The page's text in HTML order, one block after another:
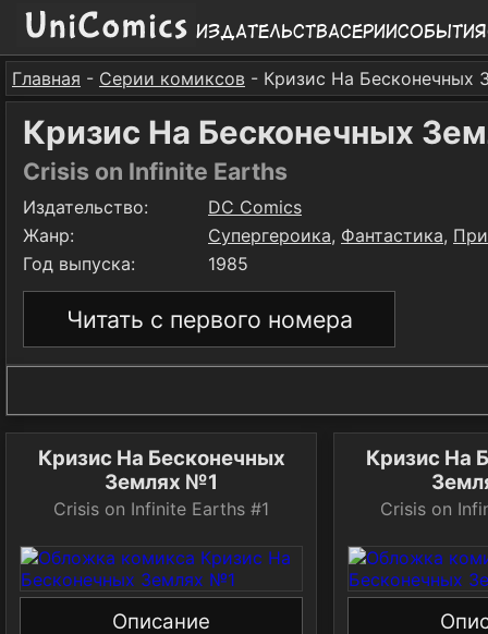
ИздательстваСерииСобытия
Главная - Серии комиксов - Кризис На Бесконечных
Кризис На Бесконечных
Crisis on Infinite Earths
Издательство:
DC Comics
Жанр:
Супергероика, Фантастика,
Год выпуска:
1985
Читать с первого номера
Кризис На Бесконечных
Землях №1
Crisis on Infinite Earths #1
Описание
Кризис На
Crisis on